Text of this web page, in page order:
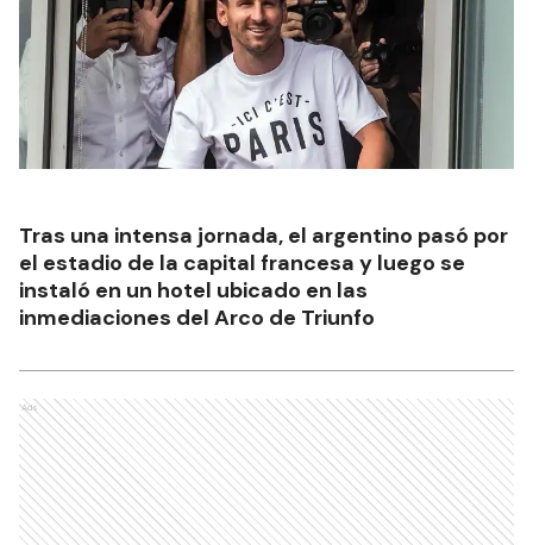
Tras una intensa jornada, el argentino pasó por
el estadio de la capital francesa y luego se
instaló en un hotel ubicado en las
inmediaciones del Arco de Triunfo
Ads